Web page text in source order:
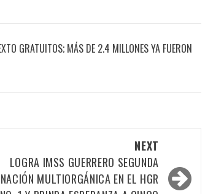
GRATUITOS; MÁS DE 2.4 MILLONES YA FUERON
NEXT
LOGRA IMSS GUERRERO SEGUNDA
MULTIORGÁNICA EN EL HGR